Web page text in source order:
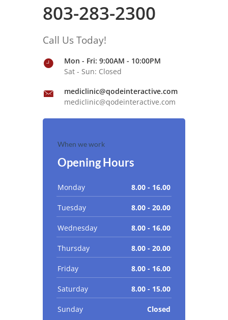
803-283-2300
Call Us Today!
Mon - Fri: 9:00AM - 10:00PM
Sat - Sun: Closed
mediclinic@qodeinteractive.com
mediclinic@qodeinteractive.com
When we work
Opening Hours
Monday 8.00 - 16.00
Tuesday 8.00 - 20.00
Wednesday 8.00 - 16.00
Thursday 8.00 - 20.00
Friday 8.00 - 16.00
Saturday 8.00 - 15.00
Sunday Closed